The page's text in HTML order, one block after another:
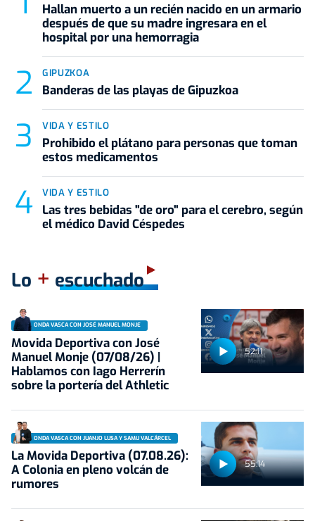
Hallan muerto a un recién nacido en un armario
después de que su madre ingresara en el
hospital por una hemorragia
GIPUZKOA
Banderas de las playas de Gipuzkoa
VIDA Y ESTILO
Prohibido el plátano para personas que toman
estos medicamentos
VIDA Y ESTILO
Las tres bebidas "de oro" para el cerebro, según
el médico David Céspedes
Lo + escuchado
52:11
ONDA VASCA CON JOSÉ MANUEL MONJE
Movida Deportiva con José
Manuel Monje (07/08/26) |
Hablamos con Iago Herrerín
sobre la portería del Athletic
55:14
ONDA VASCA CON JUANJO LUSA Y SAMU VALCÁRCEL
La Movida Deportiva (07.08.26):
A Colonia en pleno volcán de
rumores